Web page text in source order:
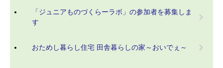
「ジュニアものづくらーラボ」の参加者を募集しま
す
おためし暮らし住宅 田舎暮らしの家～おいでぇ～